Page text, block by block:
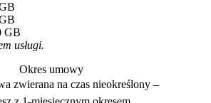
GB
usługi.
Okres umowy
zwierana na czas nieokreślony –